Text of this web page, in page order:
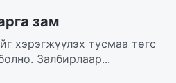
зам
хэрэгжүүлэх тусмаа төгс
Залбирлаар...